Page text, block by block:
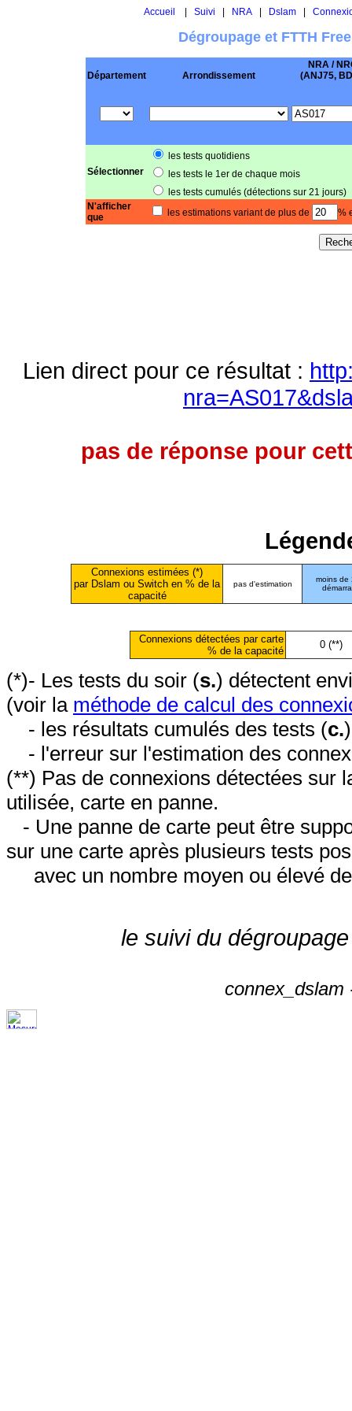
Accueil Suivi NRA| Dslam|
Dégroupage et FTTH
Département Arrondissement
NRA /
(ANJ75,
Sélectionner
les tests quotidiens
les tests le 1er de chaque mois
les tests cumulés (détections sur 21 jours)
N'afficher
que
les estimations variant de plus de %
Lien direct pour ce résultat :
pas de réponse pour
Connexions estimées (*)
par Dslam ou Switch en % de la
capacité
pas d'estimation
moins de
Connexions détectées par carte
% de la capacité
0 (**)
(*)- Les tests du soir (s.) détectent
(voir la méthode de calcul des
- les résultats cumulés des tests (c.
- l'erreur sur l'estimation des
(**) Pas de connexions détectées sur
utilisée, carte en panne.
- Une panne de carte peut être
sur une carte après plusieurs tests
avec un nombre moyen ou élevé
le suivi du
connex_dslam